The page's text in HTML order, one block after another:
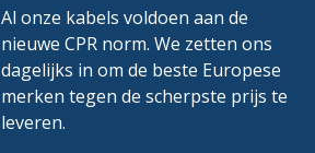
Al onze kabels voldoen aan de
nieuwe CPR norm. We zetten ons
dagelijks in om de beste Europese
merken tegen de scherpste prijs te
leveren.